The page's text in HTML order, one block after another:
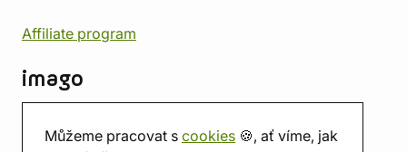
Můžeme pracovat s cookies 🍪, ať víme, jak
Affiliate program
imago
Prodejna